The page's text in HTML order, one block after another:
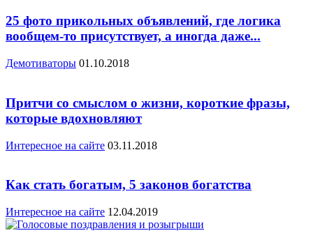
25 фото прикольных объявлений, где логика
вообщем-то присутствует, а иногда даже...
Демотиваторы 01.10.2018
Притчи со смыслом о жизни, короткие фразы,
которые вдохновляют
Интересное на сайте 03.11.2018
Как стать богатым, 5 законов богатства
Интересное на сайте 12.04.2019